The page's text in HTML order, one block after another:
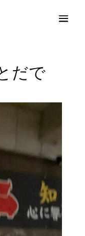
だで